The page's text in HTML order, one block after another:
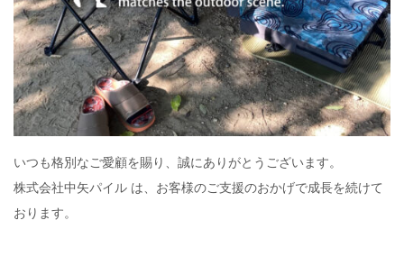
いつも格別なご愛顧を賜り、誠にありがとうございます。
株式会社中矢パイル は、お客様のご支援のおかげで成長を続けて
おります。